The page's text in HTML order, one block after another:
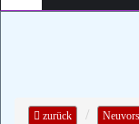
zurück